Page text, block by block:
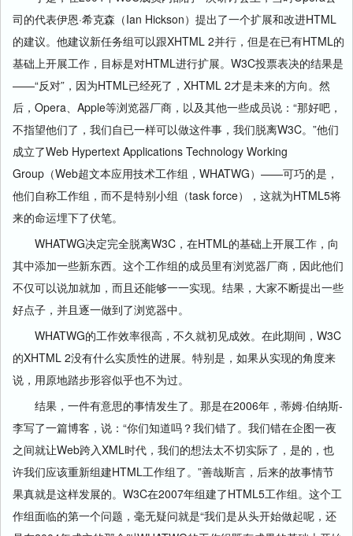
司的代表伊恩·希克森（Ian Hickson）提出了一个扩展和改进HTML
的建议。他建议新任务组可以跟XHTML 2并行，但是在已有HTML的
基础上开展工作，目标是对HTML进行扩展。W3C投票表决的结果是
——“反对”，因为HTML已经死了，XHTML 2才是未来的方向。然
后，Opera、Apple等浏览器厂商，以及其他一些成员说：“那好吧，
不指望他们了，我们自已一样可以做这件事，我们脱离W3C。”他们
成立了Web Hypertext Applications Technology Working
Group（Web超文本应用技术工作组，WHATWG）——可巧的是，
他们自称工作组，而不是特别小组（task force），这就为HTML5将
来的命运埋下了伏笔。
WHATWG决定完全脱离W3C，在HTML的基础上开展工作，向
其中添加一些新东西。这个工作组的成员里有浏览器厂商，因此他们
不仅可以说加就加，而且还能够一一实现。结果，大家不断提出一些
好点子，并且逐一做到了浏览器中。
WHATWG的工作效率很高，不久就初见成效。在此期间，W3C
的XHTML 2没有什么实质性的进展。特别是，如果从实现的角度来
说，用原地踏步形容似乎也不为过。
结果，一件有意思的事情发生了。那是在2006年，蒂姆·伯纳斯-
李写了一篇博客，说：“你们知道吗？我们错了。我们错在企图一夜
之间就让Web跨入XML时代，我们的想法太不切实际了，是的，也
许我们应该重新组建HTML工作组了。”善哉斯言，后来的故事情节
果真就是这样发展的。W3C在2007年组建了HTML5工作组。这个工
作组面临的第一个问题，毫无疑问就是“我们是从头开始做起呢，还